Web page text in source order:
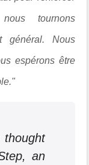
tournons
général. Nous
espérons être
thought
an